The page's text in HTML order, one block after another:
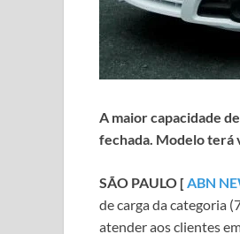
A maior capacidade
fechada. Modelo terá
SÃO PAULO [ABN
de carga da categoria
atender aos clientes